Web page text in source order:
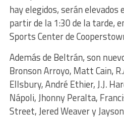
hay elegidos, serán elevados
partir de la 1:30 de la tarde,
Sports Center de
Además de Beltrán, son
Bronson Arroyo, Matt Cain,
Ellsbury, André Ethier, J.J.
Nápoli, Jhonny Peralta,
Street, Jered Weaver y